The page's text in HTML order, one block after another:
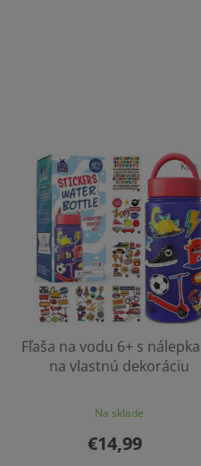
Fľaša na vodu 6+ s
na vlastnú dekoráciu
Na sklade
€14,99
Kód: